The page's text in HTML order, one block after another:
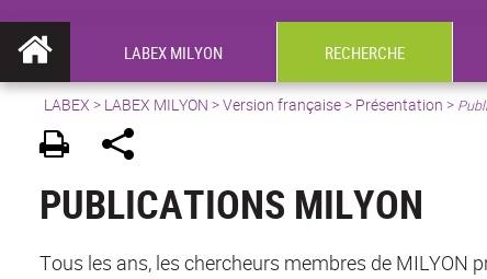
LABEX MILYON RECHERCHE
LABEX > LABEX MILYON >Version française> Présentation >
PUBLICATIONS MILYON
Tous les ans, les chercheurs membres de MILYON